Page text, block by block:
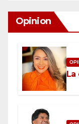
Opinion